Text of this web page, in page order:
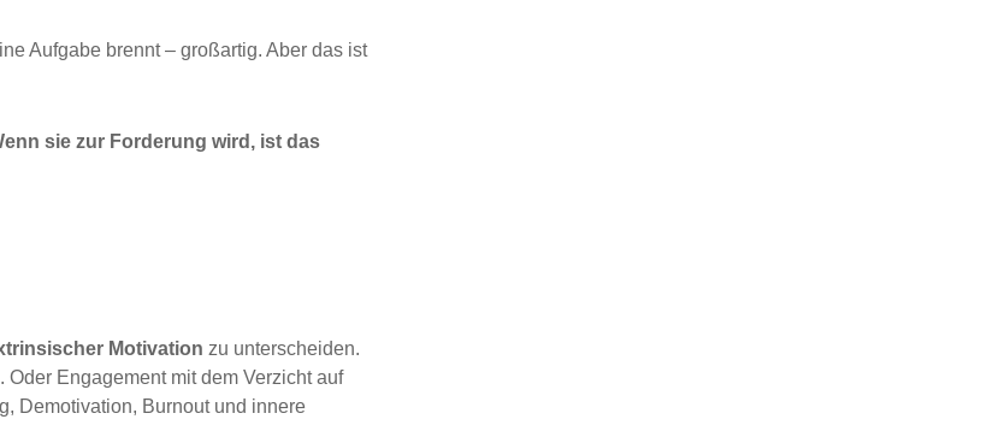
Aufgabe brennt – großartig. Aber das ist
sie zur Forderung wird, ist das
Motivation zu unterscheiden.
Engagement mit dem Verzicht auf
Demotivation, Burnout und innere